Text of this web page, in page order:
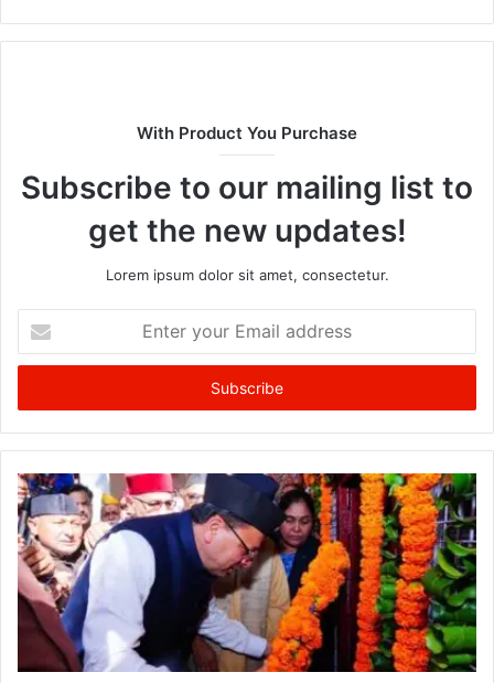
With Product You Purchase
Subscribe to our mailing list to
get the new updates!
Lorem ipsum dolor sit amet, consectetur.
your
Email